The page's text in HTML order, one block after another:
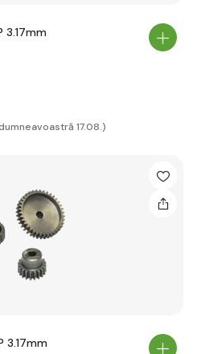
3.17mm
17.08.)
3.17mm